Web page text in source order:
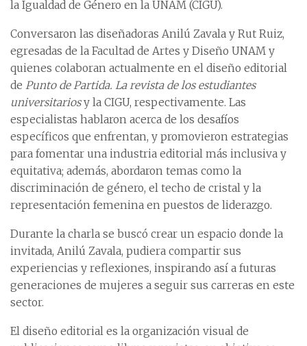
la Igualdad de Género en la UNAM (CIGU).
Conversaron las diseñadoras Anilú Zavala y Rut Ruiz,
egresadas de la Facultad de Artes y Diseño UNAM y
quienes colaboran actualmente en el diseño editorial
de Punto de Partida. La revista de los estudiantes
universitariosy la CIGU, respectivamente. Las
especialistas hablaron acerca de los desafíos
específicos que enfrentan, y promovieron estrategias
para fomentar una industria editorial más inclusiva y
equitativa; además, abordaron temas como la
discriminación de género, el techo de cristal y la
representación femenina en puestos de liderazgo.
Durante la charla se buscó crear un espacio donde la
invitada, Anilú Zavala, pudiera compartir sus
experiencias y reflexiones, inspirando así a futuras
generaciones de mujeres a seguir sus carreras en este
sector.
El diseño editorial es la organización visual de